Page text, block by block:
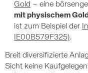
Gold – eine
mit physischem
ist zum Beispiel der
IE00B579F325).
Breit diversifizierte
Sicht keine